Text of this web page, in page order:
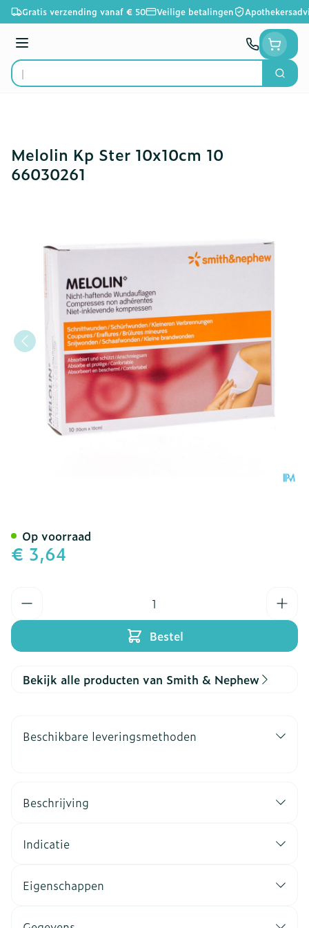
Ga naar de inhoud
Gratis verzending vanaf € 50 Veilige betalingen
Menu
Product, merk, categorie...
Zoek
Melolin Kp Ster 10x10cm 10
66030261
€ 3,64
Bestel
Op voorraad
Bekijk alle producten van Smith & Nephew
Beschikbare leveringsmethoden
Beschrijving
Indicatie
Eigenschappen